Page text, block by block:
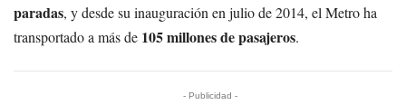
paradas, y desde su inauguración en julio de 2014, el Metro ha
transportado a más de 105 millones de pasajeros.
- Publicidad -